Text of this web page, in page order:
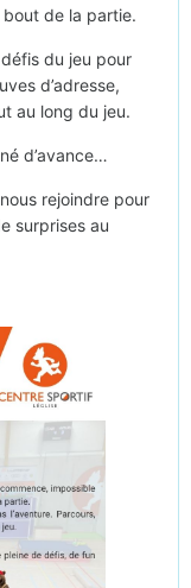
bout de la partie.
du jeu pour
d’adresse,
au long du jeu.
d’avance…
rejoindre pour
surprises au